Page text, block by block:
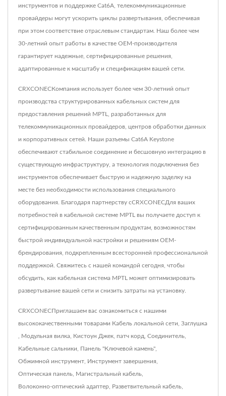
инструментов и поддержке Cat6A, телекоммуникационные
провайдеры могут ускорить циклы развертывания, обеспечивая
при этом соответствие отраслевым стандартам. Наш более чем
30-летний опыт работы в качестве OEM-производителя
гарантирует надежные, сертифицированные решения,
адаптированные к масштабу и спецификациям вашей сети.
CRXCONECКомпания использует более чем 30-летний опыт
производства структурированных кабельных систем для
предоставления решений MPTL, разработанных для
телекоммуникационных провайдеров, центров обработки данных
и корпоративных сетей. Наши разъемы Cat6A Keystone
обеспечивают стабильное соединение и бесшовную интеграцию в
существующую инфраструктуру, а технология подключения без
инструментов обеспечивает быструю и надежную заделку на
месте без необходимости использования специального
оборудования. Благодаря партнерству сCRXCONECДля ваших
потребностей в кабельной системе MPTL вы получаете доступ к
сертифицированным качественным продуктам, возможностям
быстрой индивидуальной настройки и решениям OEM-
брендирования, подкрепленным всесторонней профессиональной
поддержкой. Свяжитесь с нашей командой сегодня, чтобы
обсудить, как кабельная система MPTL может оптимизировать
развертывание вашей сети и снизить затраты на установку.
CRXCONECПриглашаем вас ознакомиться с нашими
высококачественными товарами Кабель локальной сети Заглушка
Модульная вилка Кистоун Джек патч корд Соединитель
Кабельные сальники Панель "Ключевой камень"
Обжимной инструмент Инструмент завершения
Оптическая панель Магистральный кабель
Волоконно-оптический адаптер Разветвительный кабель